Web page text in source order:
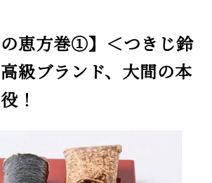
の恵方巻①】＜つきじ鈴
級ブランド、大間の本
！